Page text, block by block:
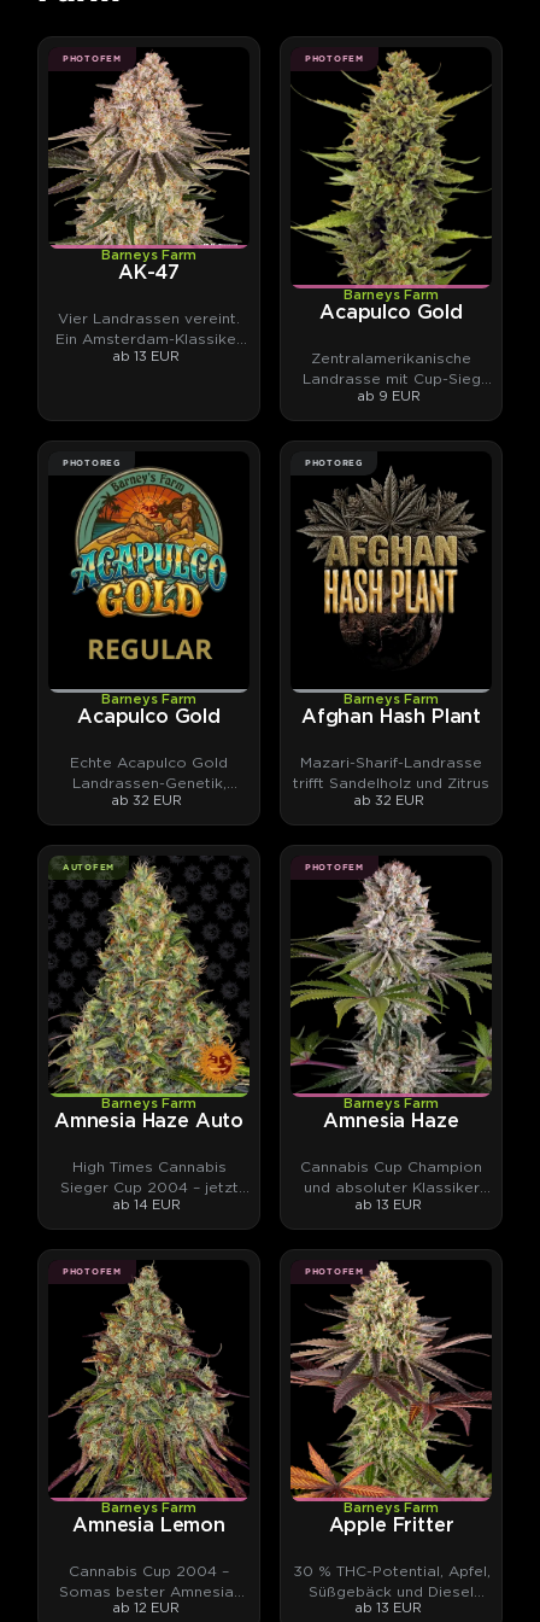
PHOTOFEM
Barneys Farm
AK-47
Vier Landrassen vereint.
Ein Amsterdam-Klassiker
mit 26 % THC-Potential.
ab 13 EUR
PHOTOFEM
Barneys Farm
Acapulco Gold
Zentralamerikanische
Landrasse mit Cup-Sieg
und Fruchtcocktail-Aroma
ab 9 EUR
PHOTOREG
Barneys Farm
Acapulco Gold
Echte Acapulco Gold
Landrassen-Genetik,
stabilisiert.
ab 32 EUR
PHOTOREG
Barneys Farm
Afghan Hash Plant
Mazari-Sharif-Landrasse
trifft Sandelholz und Zitrus
ab 32 EUR
AUTOFEM
Barneys Farm
Amnesia Haze Auto
High Times Cannabis
Sieger Cup 2004 – jetzt
als Automatic.
ab 14 EUR
PHOTOFEM
Barneys Farm
Amnesia Haze
Cannabis Cup Champion
und absoluter Klassiker
aus vier Kontinenten
ab 13 EUR
PHOTOFEM
Barneys Farm
Amnesia Lemon
Cannabis Cup 2004 –
Somas bester Amnesia-
Haze-Phänotyp.
ab 12 EUR
PHOTOFEM
Barneys Farm
Apple Fritter
30 % THC-Potential, Apfel,
Süßgebäck und Diesel
zugleich.
ab 13 EUR